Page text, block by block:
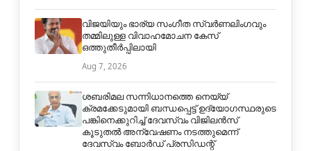
വിജയിയും ഭാര്യ സംഗീത സ്വര്‍ണലിംഗവും
തമ്മിലുള്ള വിവാഹമോചന കേസ്
ഒത്തുതീര്‍പ്പിലായി
Aug 7, 2026
ശബരിമല സന്നിധാനത്തെ നെയ്യ്
ക്രമക്കേടുമായി ബന്ധപ്പെട്ട് ഉദ്യോഗസ്ഥരുടെ
പങ്കിനെക്കുറിച്ച് ദേവസ്വം വിജിലൻസ്
കൂടുതൽ അന്വേഷണം നടത്തുമെന്ന്
ദേവസ്വം ബോർഡ് പ്രസിഡന്റ്